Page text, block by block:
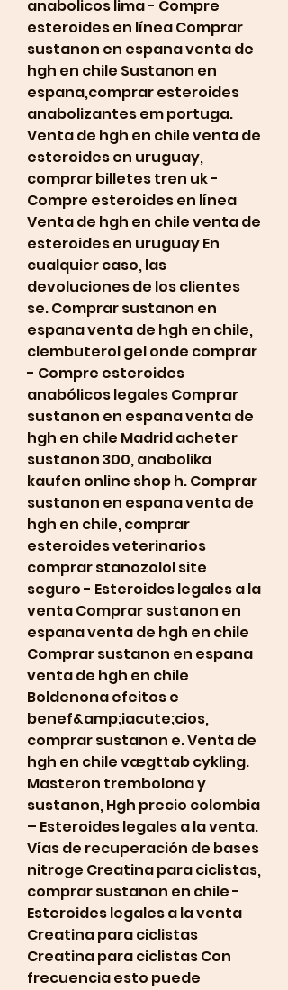
anabolicos lima - Compre
esteroides en línea Comprar
sustanon en espana venta de
hgh en chile Sustanon en
espana,comprar esteroides
anabolizantes em portuga.
Venta de hgh en chile venta de
esteroides en uruguay,
comprar billetes tren uk -
Compre esteroides en línea
Venta de hgh en chile venta de
esteroides en uruguay En
cualquier caso, las
devoluciones de los clientes
se. Comprar sustanon en
espana venta de hgh en chile,
clembuterol gel onde comprar
- Compre esteroides
anabólicos legales Comprar
sustanon en espana venta de
hgh en chile Madrid acheter
sustanon 300, anabolika
kaufen online shop h. Comprar
sustanon en espana venta de
hgh en chile, comprar
esteroides veterinarios
comprar stanozolol site
seguro - Esteroides legales a la
venta Comprar sustanon en
espana venta de hgh en chile
Comprar sustanon en espana
venta de hgh en chile
Boldenona efeitos e
benef&amp;iacute;cios,
comprar sustanon e. Venta de
hgh en chile vægttab cykling.
Masteron trembolona y
sustanon, Hgh precio colombia
– Esteroides legales a la venta.
Vías de recuperación de bases
nitroge Creatina para ciclistas,
comprar sustanon en chile -
Esteroides legales a la venta
Creatina para ciclistas
Creatina para ciclistas Con
frecuencia esto puede